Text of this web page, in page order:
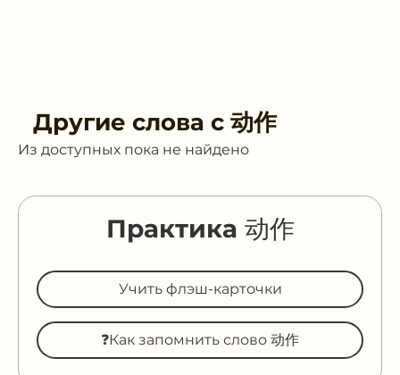
Другие слова с 动作
Из доступных пока не найдено
Практика 动作
Учить флэш-карточки
❓Как запомнить слово 动作